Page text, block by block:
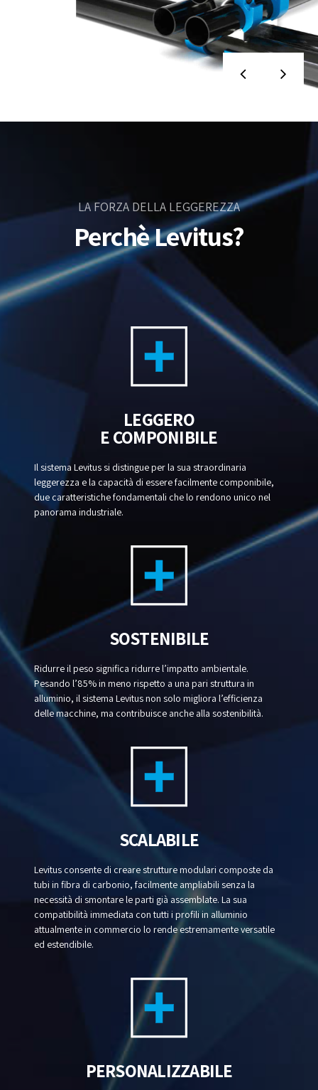
LA FORZA DELLA LEGGEREZZA
Perchè Levitus?
LEGGERO
E COMPONIBILE
Il sistema Levitus si distingue per la sua straordinaria
leggerezza e la capacità di essere facilmente componibile,
due caratteristiche fondamentali che lo rendono unico nel
panorama industriale.
SOSTENIBILE
Ridurre il peso significa ridurre l’impatto ambientale.
Pesando l’85% in meno rispetto a una pari struttura in
alluminio, il sistema Levitus non solo migliora l’efficienza
delle macchine, ma contribuisce anche alla sostenibilità.
SCALABILE
Levitus consente di creare strutture modulari composte da
tubi in fibra di carbonio, facilmente ampliabili senza la
necessità di smontare le parti già assemblate. La sua
compatibilità immediata con tutti i profili in alluminio
attualmente in commercio lo rende estremamente versatile
ed estendibile.
PERSONALIZZABILE